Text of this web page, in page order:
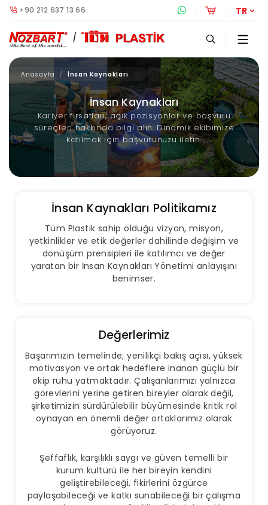
+90 212 637 13 66 WhatsappOnline
TR
İnsan Kaynakları
Kariyer fırsatları, açık pozisyonlar ve başvuru
süreçleri hakkında bilgi alın. Dinamik ekibimize
katılmak için başvurunuzu iletin.
Anasayfa İnsan Kaynakları
İnsan Kaynakları Politikamız
Tüm Plastik sahip olduğu vizyon, misyon,
yetkinlikler ve etik değerler dahilinde değişim ve
dönüşüm prensipleri ile katılımcı ve değer
yaratan bir İnsan Kaynakları Yönetimi anlayışını
benimser.
Değerlerimiz
Başarımızın temelinde; yenilikçi bakış açısı, yüksek
motivasyon ve ortak hedeflere inanan güçlü bir
ekip ruhu yatmaktadır. Çalışanlarımızı yalnızca
görevlerini yerine getiren bireyler olarak değil,
şirketimizin sürdürülebilir büyümesinde kritik rol
oynayan en önemli değer ortaklarımız olarak
görüyoruz.
Şeffaflık, karşılıklı saygı ve güven temelli bir
kurum kültürü ile her bireyin kendini
geliştirebileceği, fikirlerini özgürce
paylaşabileceği ve katkı sunabileceği bir çalışma